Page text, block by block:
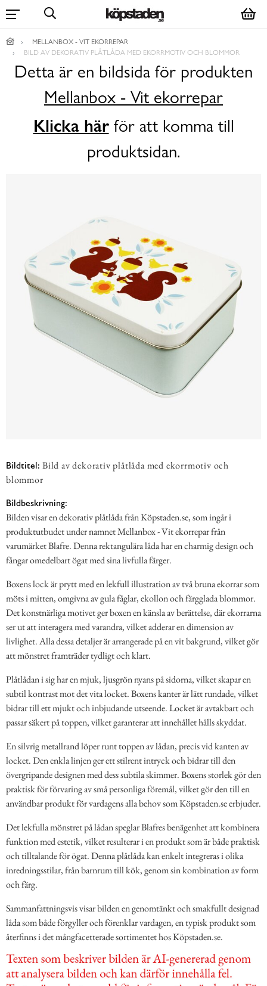
MELLANBOX - VIT EKORREPAR
BILD AV DEKORATIV PLÅTLÅDA MED EKORRMOTIV OCH BLOMMOR
Detta är en bildsida för produkten
Mellanbox - Vit ekorrepar
Klicka härför att komma till
produktsidan.
Bildtitel: Bild av dekorativ plåtlåda med ekorrmotiv och
blommor
Bildbeskrivning:
Bilden visar en dekorativ plåtlåda från Köpstaden.se, som ingår i
produktutbudet under namnet Mellanbox - Vit ekorrepar från
varumärket Blafre. Denna rektangulära låda har en charmig design och
fångar omedelbart ögat med sina livfulla färger.
Boxens lock är prytt med en lekfull illustration av två bruna ekorrar som
möts i mitten, omgivna av gula fåglar, ekollon och färgglada blommor.
Det konstnärliga motivet ger boxen en känsla av berättelse, där ekorrarna
ser ut att interagera med varandra, vilket adderar en dimension av
livlighet. Alla dessa detaljer är arrangerade på en vit bakgrund, vilket gör
att mönstret framträder tydligt och klart.
Plåtlådan i sig har en mjuk, ljusgrön nyans på sidorna, vilket skapar en
subtil kontrast mot det vita locket. Boxens kanter är lätt rundade, vilket
bidrar till ett mjukt och inbjudande utseende. Locket är avtakbart och
passar säkert på toppen, vilket garanterar att innehållet hålls skyddat.
En silvrig metallrand löper runt toppen av lådan, precis vid kanten av
locket. Den enkla linjen ger ett stilrent intryck och bidrar till den
övergripande designen med dess subtila skimmer. Boxens storlek gör den
praktisk för förvaring av små personliga föremål, vilket gör den till en
användbar produkt för vardagens alla behov som Köpstaden.se erbjuder.
Det lekfulla mönstret på lådan speglar Blafres benägenhet att kombinera
funktion med estetik, vilket resulterar i en produkt som är både praktisk
och tilltalande för ögat. Denna plåtlåda kan enkelt integreras i olika
inredningsstilar, från barnrum till kök, genom sin kombination av form
och färg.
Sammanfattningsvis visar bilden en genomtänkt och smakfullt designad
låda som både förgyller och förenklar vardagen, en typisk produkt som
återfinns i det mångfacetterade sortimentet hos Köpstaden.se.